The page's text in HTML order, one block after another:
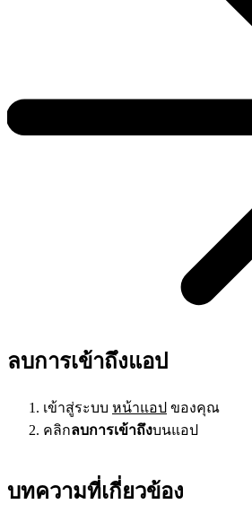
ลบการเข้าถึงแอป
เข้าสู่ระบบ หน้าแอป ของคุณ
คลิกลบการเข้าถึงบนแอป
บทความที่เกี่ยวข้อง